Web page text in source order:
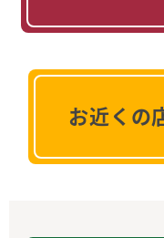
お近くの